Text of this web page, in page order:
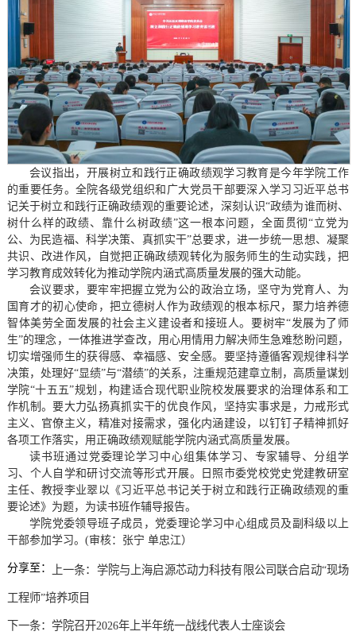
会议指出，开展树立和践行正确政绩观学习教育是今年学院工作
的重要任务。全院各级党组织和广大党员干部要深入学习习近平总书
记关于树立和践行正确政绩观的重要论述，深刻认识“政绩为谁而树、
树什么样的政绩、靠什么树政绩”这一根本问题，全面贯彻“立党为
公、为民造福、科学决策、真抓实干”总要求，进一步统一思想、凝聚
共识、改进作风，自觉把正确政绩观转化为服务师生的生动实践，把
学习教育成效转化为推动学院内涵式高质量发展的强大动能。
会议要求，要牢牢把握立党为公的政治立场，坚守为党育人、为
国育才的初心使命，把立德树人作为政绩观的根本标尺，聚力培养德
智体美劳全面发展的社会主义建设者和接班人。要树牢“发展为了师
生”的理念，一体推进学查改，用心用情用力解决师生急难愁盼问题，
切实增强师生的获得感、幸福感、安全感。要坚持遵循客观规律科学
决策，处理好“显绩”与“潜绩”的关系，注重规范建章立制，高质量谋划
学院“十五五”规划，构建适合现代职业院校发展要求的治理体系和工
作机制。要大力弘扬真抓实干的优良作风，坚持实事求是，力戒形式
主义、官僚主义，精准对接需求，强化内涵建设，以钉钉子精神抓好
各项工作落实，用正确政绩观赋能学院内涵式高质量发展。
读书班通过党委理论学习中心组集体学习、专家辅导、分组学
习、个人自学和研讨交流等形式开展。日照市委党校党史党建教研室
主任、教授李业翠以《习近平总书记关于树立和践行正确政绩观的重
要论述》为题，为读书班作辅导报告。
学院党委领导班子成员，党委理论学习中心组成员及副科级以上
干部参加学习。(审核：张宁 单忠江）
分享至： 上一条： 学院与上海启源芯动力科技有限公司联合启动“现场
工程师”培养项目
下一条： 学院召开2026年上半年统一战线代表人士座谈会